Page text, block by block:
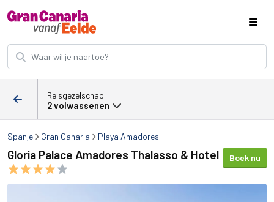
Reisgezelschap
2 volwassenen
Spanje Gran Canaria Playa Amadores
Gloria Palace Amadores Thalasso & Hotel Boek nu